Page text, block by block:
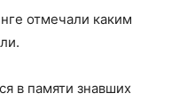
отмечали каким
в памяти знавших